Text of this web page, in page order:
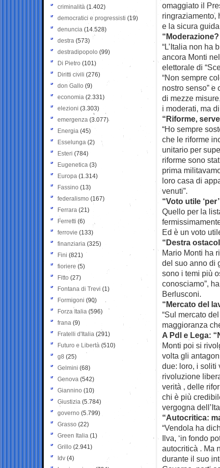
omaggiato il
ringraziamento,
e la sicura
“L’Italia non ha
ancora Monti
elettorale di
“Non sempre
nostro senso” e
di mezze
i moderati, ma
“Riforme,
“Ho sempre
che le riforme
unitario per
riforme sono
prima
loro casa di
venuti”.
“Voto utile
Quello per la
fermissimamente
Ed è un voto
“Destra
Mario Monti ha
del suo anno di
sono i temi più
conosciamo”,
Berlusconi.
“Mercato del
“Sul mercato
maggioranza
A Pdl e Lega:
Monti poi si
volta gli
due: loro, i soliti
rivoluzione
verità , delle
chi è più
vergogna
“Autocritica:
“Vendola ha
Ilva, ‘in fondo
autocriticà . Ma
durante il suo
criminalità (1.402)
democratici e progressisti (19)
denuncia (14.528)
destra (573)
destradipopolo (99)
Di Pietro (101)
Diritti civili (276)
don Gallo (9)
economia (2.331)
elezioni (3.303)
emergenza (3.077)
Energia (45)
Esselunga (2)
Esteri (784)
Eugenetica (3)
Europa (1.314)
Fassino (13)
federalismo (167)
Ferrara (21)
Ferretti (6)
ferrovie (133)
finanziaria (325)
Fini (821)
fioriere (5)
Fitto (27)
Fontana di Trevi (1)
Formigoni (90)
Forza Italia (596)
frana (9)
Fratelli d'Italia (291)
Futuro e Libertà (510)
g8 (25)
Gelmini (68)
Genova (542)
Giannino (10)
Giustizia (5.784)
governo (5.799)
Grasso (22)
Green Italia (1)
Grillo (2.941)
Idv (4)